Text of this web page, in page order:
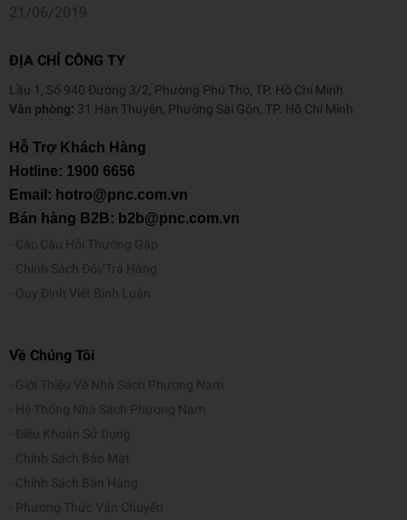
21/06/2019
ĐỊA CHỈ CÔNG TY
Lầu 1, Số 940 Đường 3/2, Phường Phú Thọ, TP. Hồ Chí Minh
Văn phòng: 31 Hàn Thuyên, Phường Sài Gòn, TP. Hồ Chí Minh
Hỗ Trợ Khách Hàng
Hotline: 1900 6656
Email: hotro@pnc.com.vn
Bán hàng B2B: b2b@pnc.com.vn
Các Câu Hỏi Thường Gặp
Chính Sách Đổi/Trả Hàng
Quy Định Viết Bình Luận
Về Chúng Tôi
Giới Thiệu Về Nhà Sách Phương Nam
Hệ Thống Nhà Sách Phương Nam
Điều Khoản Sử Dụng
Chính Sách Bảo Mật
Chính Sách Bán Hàng
Phương Thức Vận Chuyển